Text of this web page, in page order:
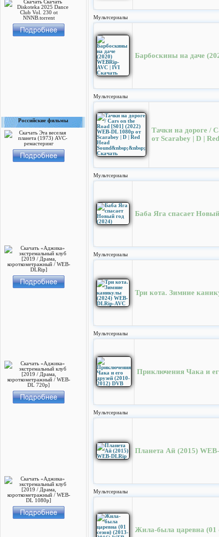
Российские фильмы
Мультсериалы
Барбоскины на даче
Мультсериалы
Тачки на дороге /
от Scarabey | D |
Мультсериалы
Баба Яга спасает
Мультсериалы
Три кота. Зимние
Мультсериалы
Приключения Чака и
Мультсериалы
Планета Ай (2015)
Мультсериалы
Жила-была царевна (01